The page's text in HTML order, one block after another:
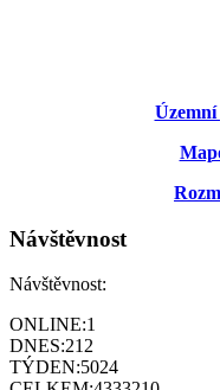
Návštěvnost
Návštěvnost:
ONLINE:1
DNES:212
TÝDEN:5024